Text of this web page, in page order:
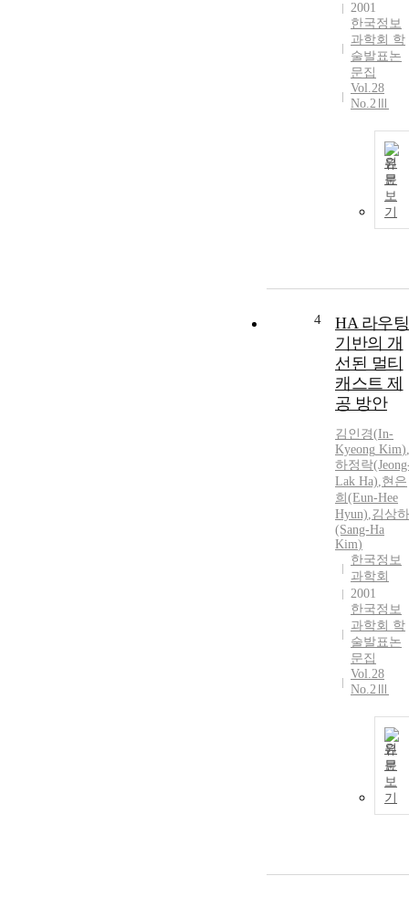
2001
한국정보
과학회 학
술발표논
문집
Vol.28
No.2Ⅲ
원
문
보
기
4
HA 라우팅
기반의 개
선된 멀티
캐스트 제
공 방안
김인경(In-
Kyeong Kim),
하정락
Lak Ha),현은
희(Eun-Hee
Hyun),김상하
(Sang-Ha
Kim)
한국정보
과학회
2001
한국정보
과학회 학
술발표논
문집
Vol.28
No.2Ⅲ
원
문
보
기